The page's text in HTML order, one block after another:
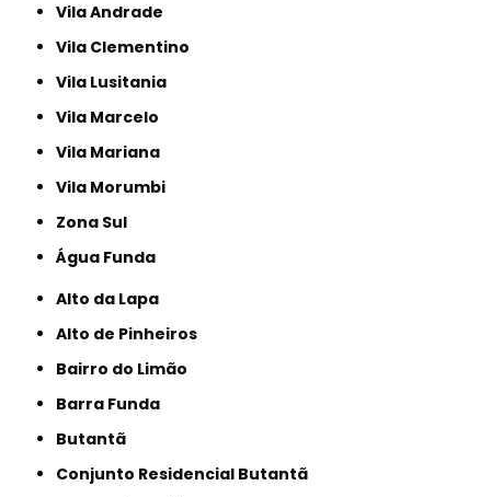
Vila Andrade
Vila Clementino
Vila Lusitania
Vila Marcelo
Vila Mariana
Vila Morumbi
Zona Sul
Água Funda
Alto da Lapa
Alto de Pinheiros
Bairro do Limão
Barra Funda
Butantã
Conjunto Residencial Butantã